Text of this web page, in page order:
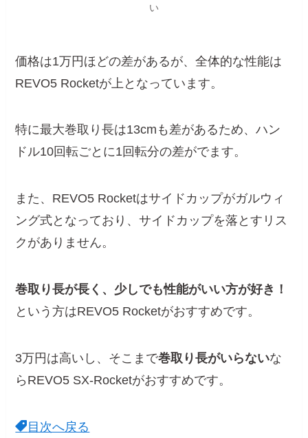
い
価格は1万円ほどの差があるが、全体的な性能は
REVO5 Rocketが上となっています。
特に最大巻取り長は13cmも差があるため、ハン
ドル10回転ごとに1回転分の差がでます。
また、REVO5 Rocketはサイドカップがガルウィ
ング式となっており、サイドカップを落とすリス
クがありません。
巻取り長が長く、少しでも性能がいい方が好き！
という方はREVO5 Rocketがおすすめです。
3万円は高いし、そこまで巻取り長がいらないな
らREVO5 SX-Rocketがおすすめです。
目次へ戻る